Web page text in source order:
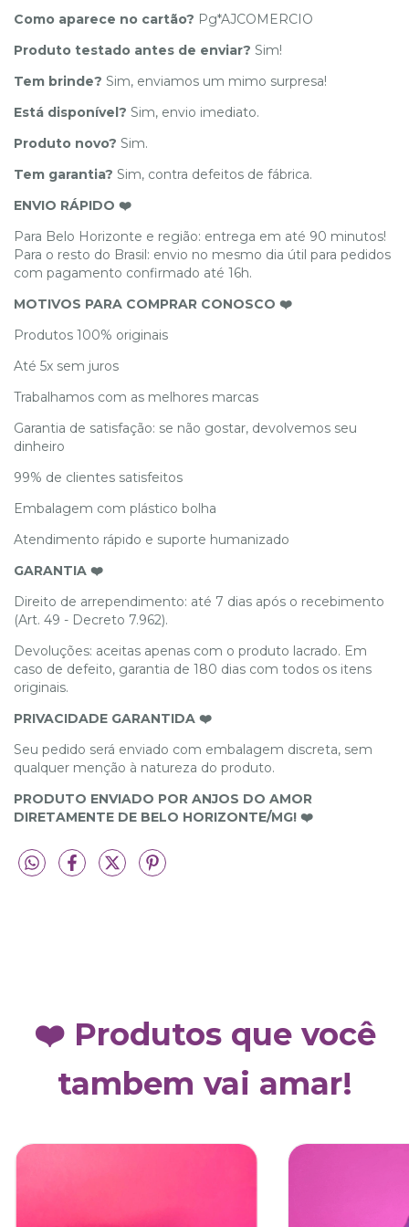
Como aparece no cartão? Pg*AJCOMERCIO
Produto testado antes de enviar? Sim!
Tem brinde? Sim, enviamos um mimo surpresa!
Está disponível? Sim, envio imediato.
Produto novo? Sim.
Tem garantia? Sim, contra defeitos de fábrica.
ENVIO RÁPIDO ❤️
Para Belo Horizonte e região: entrega em até 90 minutos!
Para o resto do Brasil: envio no mesmo dia útil para pedidos
com pagamento confirmado até 16h.
MOTIVOS PARA COMPRAR CONOSCO ❤️
Produtos 100% originais
Até 5x sem juros
Trabalhamos com as melhores marcas
Garantia de satisfação: se não gostar, devolvemos seu
dinheiro
99% de clientes satisfeitos
Embalagem com plástico bolha
Atendimento rápido e suporte humanizado
GARANTIA ❤️
Direito de arrependimento: até 7 dias após o recebimento
(Art. 49 - Decreto 7.962).
Devoluções: aceitas apenas com o produto lacrado. Em
caso de defeito, garantia de 180 dias com todos os itens
originais.
PRIVACIDADE GARANTIDA ❤️
Seu pedido será enviado com embalagem discreta, sem
qualquer menção à natureza do produto.
PRODUTO ENVIADO POR ANJOS DO AMOR
DIRETAMENTE DE BELO HORIZONTE/MG! ❤️
❤️ Produtos que você
tambem vai amar!